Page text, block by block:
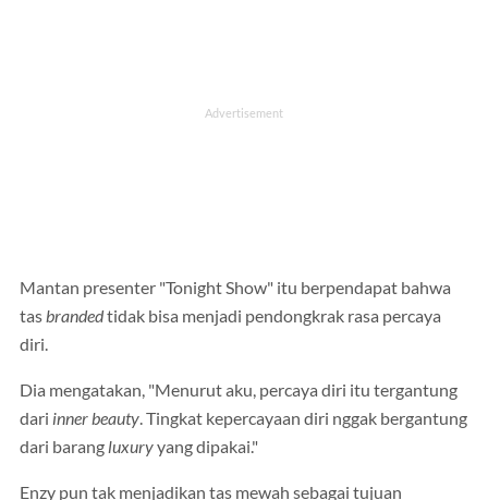
Mantan presenter "Tonight Show" itu berpendapat bahwa
tasbrandedtidak bisa menjadi pendongkrak rasa percaya
diri.
Dia mengatakan, "Menurut aku, percaya diri itu tergantung
dari inner beauty. Tingkat kepercayaan diri nggak bergantung
dari barang luxuryyang dipakai."
Enzy pun tak menjadikan tas mewah sebagai tujuan